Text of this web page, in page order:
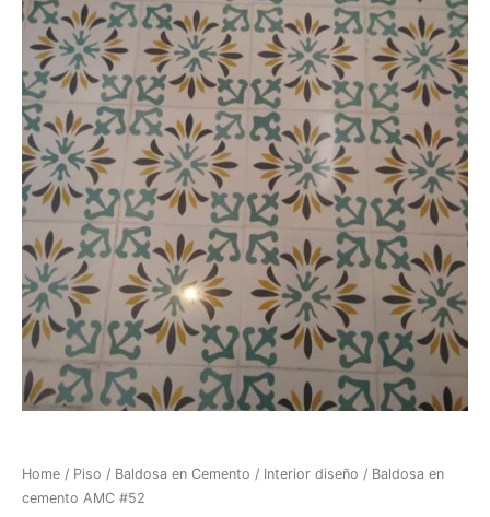
Home / Piso / Baldosa en Cemento / Interior diseño / Baldosa en
cemento AMC #52